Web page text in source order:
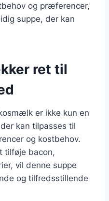
og præferencer,
suppe, der kan
ret til
er ikke kun en
kan tilpasses til
og kostbehov.
tilføje bacon,
vil denne suppe
og tilfredsstillende